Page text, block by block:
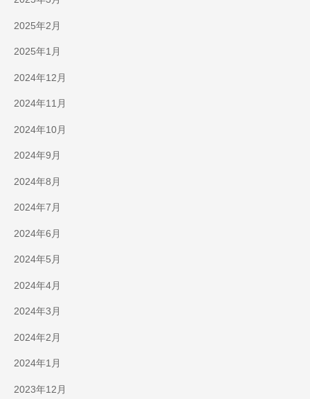
2025年2月
2025年1月
2024年12月
2024年11月
2024年10月
2024年9月
2024年8月
2024年7月
2024年6月
2024年5月
2024年4月
2024年3月
2024年2月
2024年1月
2023年12月